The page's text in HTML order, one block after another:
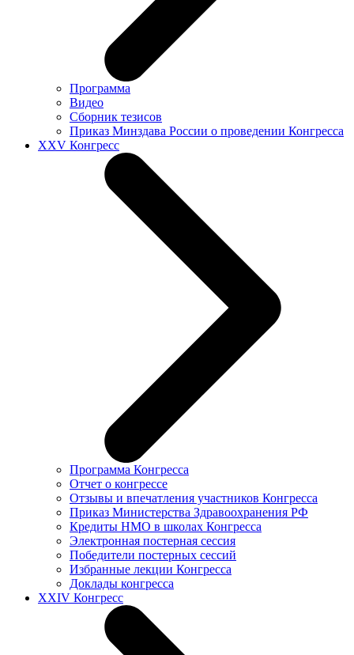
Программа
Видео
Сборник тезисов
Приказ Минздава России о проведении Конгресса
XXV Конгресс
Программа Конгресса
Отчет о конгрессе
Отзывы и впечатления участников Конгресса
Приказ Министерства Здравоохранения РФ
Кредиты НМО в школах Конгресса
Электронная постерная сессия
Победители постерных сессий
Избранные лекции Конгресса
Доклады конгресса
XXIV Конгресс